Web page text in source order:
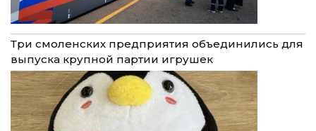
Три смоленских предприятия объединились для
выпуска крупной партии игрушек